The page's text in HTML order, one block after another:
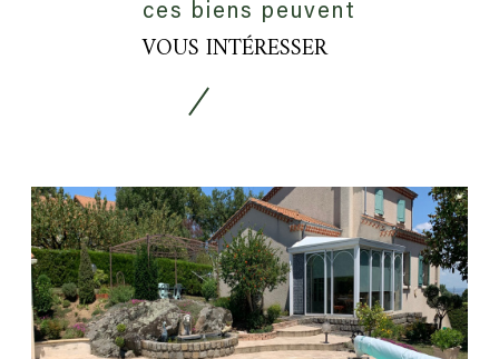
ces biens peuvent
VOUS INTÉRESSER